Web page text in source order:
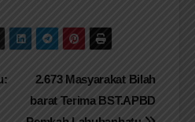
2.673 Masyarakat Bilah
barat Terima BST.APBD